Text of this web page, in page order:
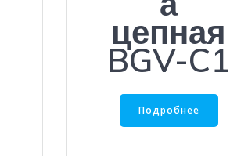
цепная
BGV-C1
Подробнее